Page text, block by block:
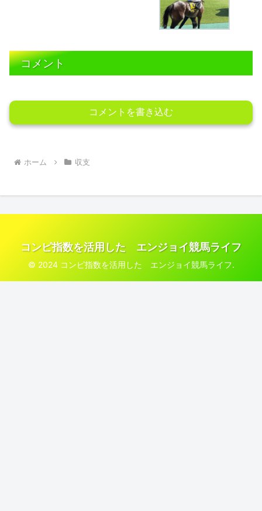
コメント
コメントを書き込む
ホーム 収支
コンピ指数を活用した エンジョイ競馬ライフ
© 2024 コンピ指数を活用した エンジョイ競馬ライフ.